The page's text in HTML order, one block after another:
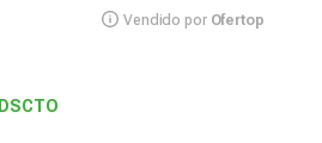
Vendido por Ofertop
DSCTO